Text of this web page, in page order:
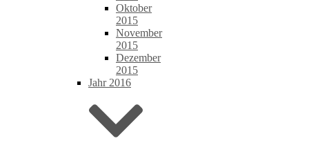
Oktober
2015
November
2015
Dezember
2015
Jahr 2016